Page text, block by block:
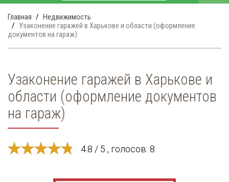
Главная
Недвижимость
Узаконение гаражей в Харькове и области (оформление
документов на гараж)
Узаконение гаражей в Харькове и
области (оформление документов
на гараж)
4.8 / 5 , голосов: 8.